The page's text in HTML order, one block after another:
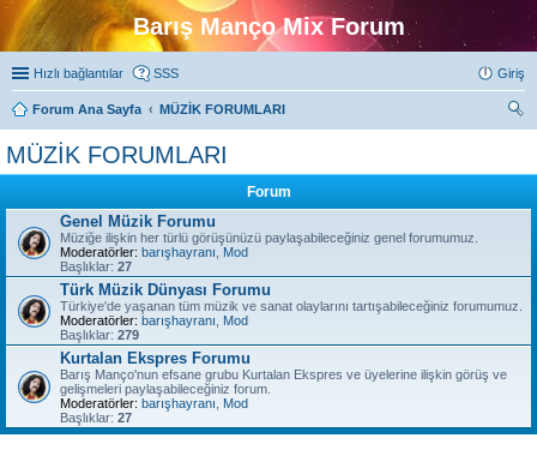
Barış Manço Mix Forum
Hızlı bağlantılar SSS Giriş
Forum Ana Sayfa
MÜZİK FORUMLARI
MÜZİK FORUMLARI
Forum
Genel Müzik Forumu
Müziğe ilişkin her türlü görüşünüzü paylaşabileceğiniz genel forumumuz.
Moderatörler: barışhayranı
Mod
Başlıklar: 27
Türk Müzik Dünyası Forumu
Türkiye'de yaşanan tüm müzik ve sanat olaylarını tartışabileceğiniz forumumuz.
Moderatörler: barışhayranı
Mod
Başlıklar: 279
Kurtalan Ekspres Forumu
Barış Manço'nun efsane grubu Kurtalan Ekspres ve üyelerine ilişkin görüş ve
gelişmeleri paylaşabileceğiniz forum.
Moderatörler: barışhayranı
Mod
Başlıklar: 27